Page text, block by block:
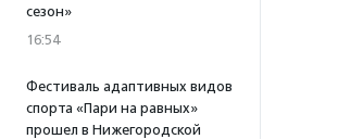
сезон»
16:54
Фестиваль адаптивных видов
спорта «Пари на равных»
прошел в Нижегородской